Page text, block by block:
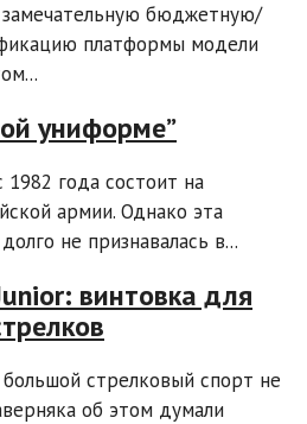
бюджетную/
платформы модели
униформе”
1982 года состоит на
армии. Однако эта
не признавалась в...
винтовка для
стрелковый спорт не
об этом думали